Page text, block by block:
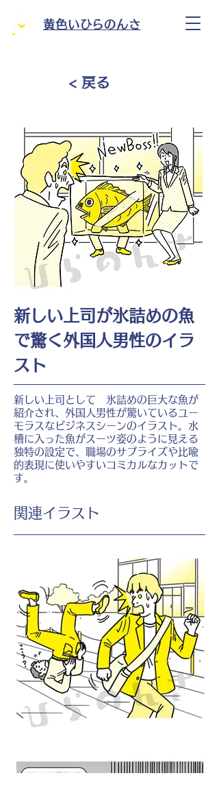
黄色いひらのんさ
< 戻る
新しい上司が氷詰めの魚
で驚く外国人男性のイラ
スト
新しい上司として 氷詰めの巨大な魚が
紹介され、外国人男性が驚いているユー
モラスなビジネスシーンのイラスト。水
槽に入った魚がスーツ姿のように見える
独特の設定で、職場のサプライズや比喩
的表現に使いやすいコミカルなカットで
す。
​関連イラスト